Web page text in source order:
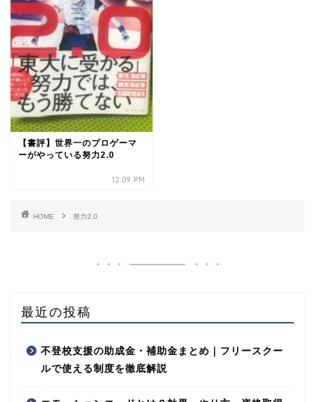
【書評】世界一のプロゲーマ
ーがやっている努力2.0
12:09 PM
HOME 努力2.0
最近の投稿
不登校支援の助成金・補助金まとめ｜フリースクー
ルで使える制度を徹底解説